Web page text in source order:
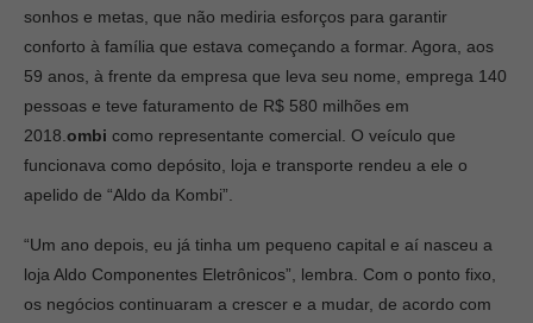
sonhos e metas, que não mediria esforços para garantir
conforto à família que estava começando a formar. Agora, aos
59 anos, à frente da empresa que leva seu nome, emprega 140
pessoas e teve faturamento de R$ 580 milhões em
2018. ombi como representante comercial. O veículo que
funcionava como depósito, loja e transporte rendeu a ele o
apelido de “Aldo da Kombi”.
“Um ano depois, eu já tinha um pequeno capital e aí nasceu a
loja Aldo Componentes Eletrônicos”, lembra. Com o ponto fixo,
os negócios continuaram a crescer e a mudar, de acordo com